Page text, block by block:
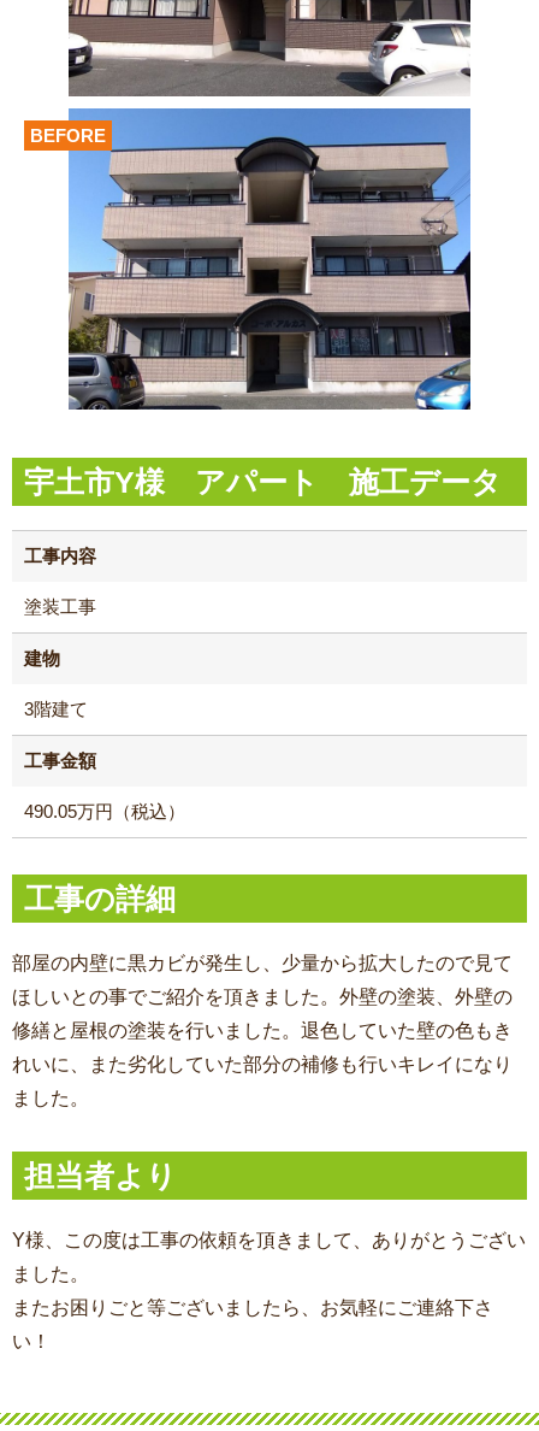
BEFORE
宇土市Y様 アパート 施工データ
工事内容
塗装工事
建物
3階建て
工事金額
490.05万円（税込）
工事の詳細
部屋の内壁に黒カビが発生し、少量から拡大したので見て
ほしいとの事でご紹介を頂きました。外壁の塗装、外壁の
修繕と屋根の塗装を行いました。退色していた壁の色もき
れいに、また劣化していた部分の補修も行いキレイになり
ました。
担当者より
Y様、この度は工事の依頼を頂きまして、ありがとうござい
ました。
またお困りごと等ございましたら、お気軽にご連絡下さ
い！